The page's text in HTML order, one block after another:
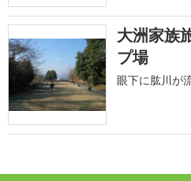
大洲家族
プ場
眼下に肱川が